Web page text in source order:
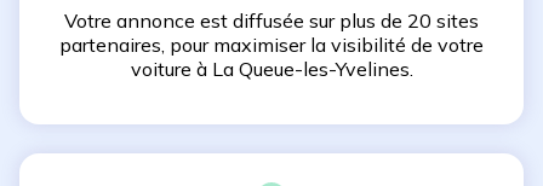
Votre annonce est diffusée sur plus de 20 sites
partenaires, pour maximiser la visibilité de votre
voiture à La Queue-les-Yvelines.